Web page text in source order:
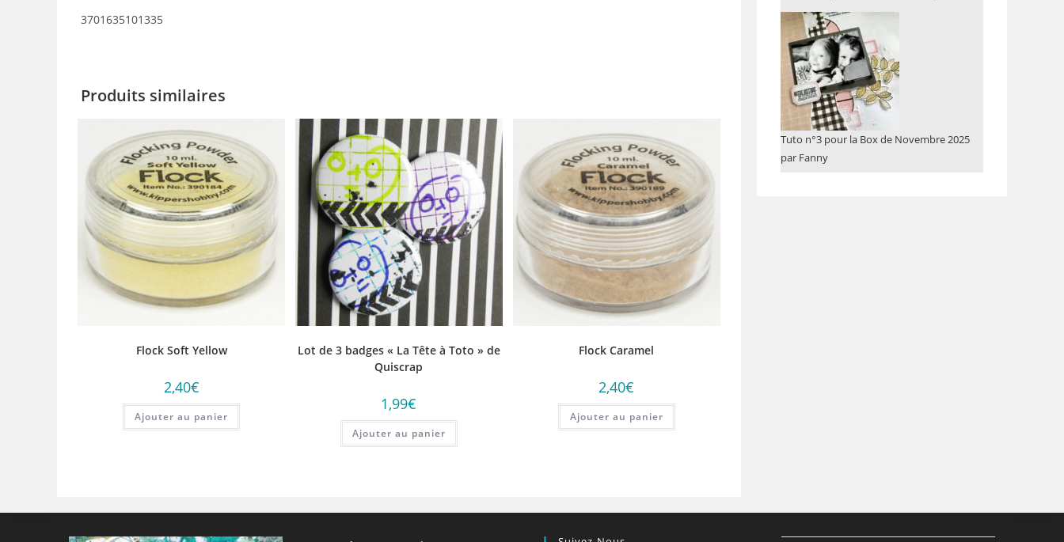
3701635101335
Produits similaires
Flock Soft Yellow
2,40€
Ajouter au panier
Lot de 3 badges « La Tête à Toto » de
Quiscrap
1,99€
Ajouter au panier
Flock Caramel
2,40€
Ajouter au panier
Tuto n°3 pour la Box de Novembre 2025
par Fanny